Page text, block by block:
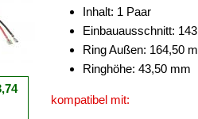
Inhalt: 1 Paar
Einbauausschnitt:
Ring Außen: 164,50
Ringhöhe: 43,50 mm
kompatibel mit: